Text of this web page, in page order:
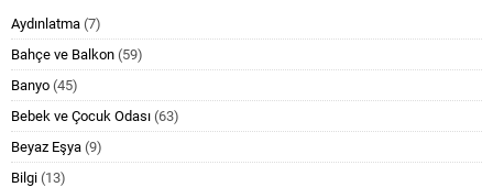
Aydınlatma (7)
Bahçe ve Balkon (59)
Banyo (45)
Bebek ve Çocuk Odası (63)
Beyaz Eşya (9)
Bilgi (13)